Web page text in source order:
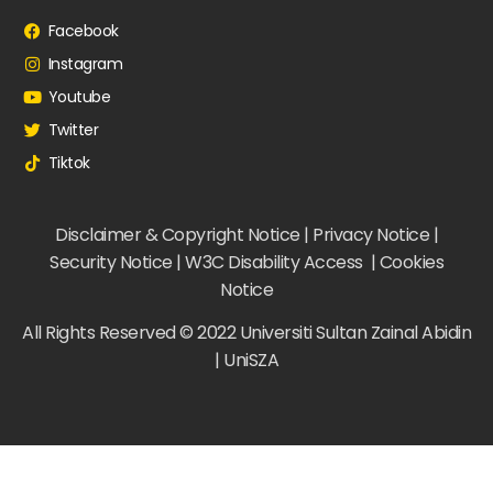
Facebook
Instagram
Youtube
Twitter
Tiktok
Disclaimer & Copyright Notice | Privacy Notice |
Security Notice | W3C Disability Access | Cookies
Notice
All Rights Reserved © 2022 Universiti Sultan Zainal Abidin
| UniSZA